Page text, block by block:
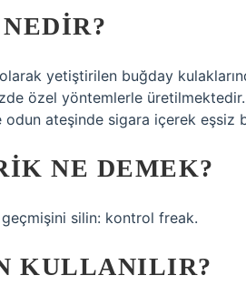
yetiştirilen buğday
özel yöntemlerle
ateşinde sigara içerek eşsiz
NE DEMEK?
silin: kontrol freak.
KULLANILIR?